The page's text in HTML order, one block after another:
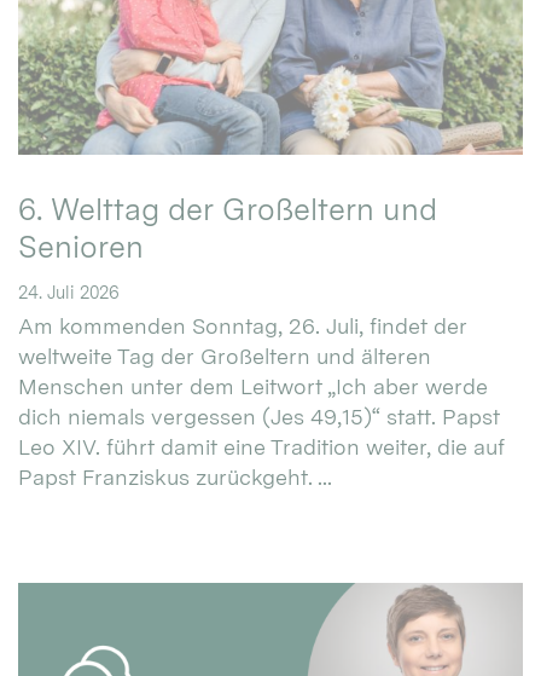
6. Welttag der Großeltern und
Senioren
24. Juli 2026
Am kommenden Sonntag, 26. Juli, findet der
weltweite Tag der Großeltern und älteren
Menschen unter dem Leitwort „Ich aber werde
dich niemals vergessen (Jes 49,15)“ statt. Papst
Leo XIV. führt damit eine Tradition weiter, die auf
Papst Franziskus zurückgeht. ...